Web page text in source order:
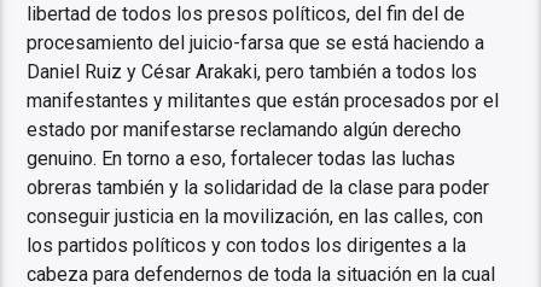
libertad de todos los presos políticos, del fin del de
procesamiento del juicio-farsa que se está haciendo a
Daniel Ruiz y César Arakaki, pero también a todos los
manifestantes y militantes que están procesados por el
estado por manifestarse reclamando algún derecho
genuino. En torno a eso, fortalecer todas las luchas
obreras también y la solidaridad de la clase para poder
conseguir justicia en la movilización, en las calles, con
los partidos políticos y con todos los dirigentes a la
cabeza para defendernos de toda la situación en la cual